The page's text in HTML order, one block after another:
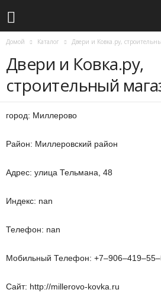
Домой Каталог Двери и Ковка.ру,
Двери и Ковка.ру,
строительный
город: Миллерово
Район: Миллеровский район
Адрес: улица Тельмана, 48
Индекс: nan
Телефон: nan
Мобильный Телефон:
Сайт: http://millerovo-kovka.ru